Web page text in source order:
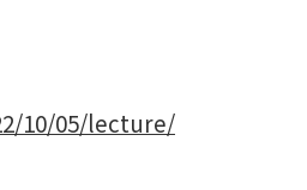
10/05/lecture/